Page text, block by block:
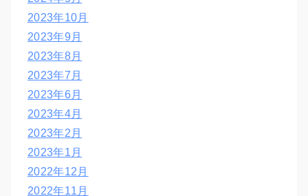
2023年10月
2023年9月
2023年8月
2023年7月
2023年6月
2023年4月
2023年2月
2023年1月
2022年12月
2022年11月